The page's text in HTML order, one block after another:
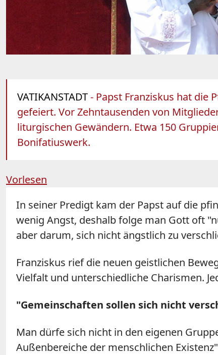
VATIKANSTADT- Papst Franziskus hat die
gefeiert. Vor Zehntausenden von
liturgischen Gewändern. Etwa 150
Bonifatiuswerk.
Vorlesen
In seiner Predigt kam der Papst auf die
wenig Angst, deshalb folge man Gott oft
aber darum, sich nicht ängstlich zu
Franziskus rief die neuen geistlichen
Vielfalt und unterschiedliche Charismen.
"Gemeinschaften sollen sich nicht
Man dürfe sich nicht in den eigenen
Außenbereiche der menschlichen